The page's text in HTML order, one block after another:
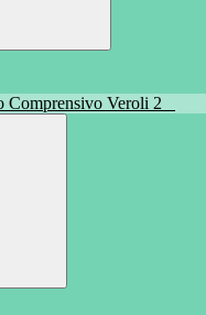
Comprensivo Veroli 2